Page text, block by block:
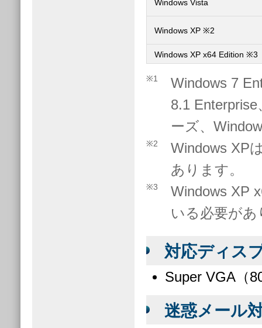
Windows Vista
Windows XP ※2
Windows XP x64 Edition ※3
※1
Windows 7
8.1
ーズ、
※2
Windows XP
あります。
※3
Windows XP
いる必要があ
対応ディス
Super VGA（
迷惑メール対